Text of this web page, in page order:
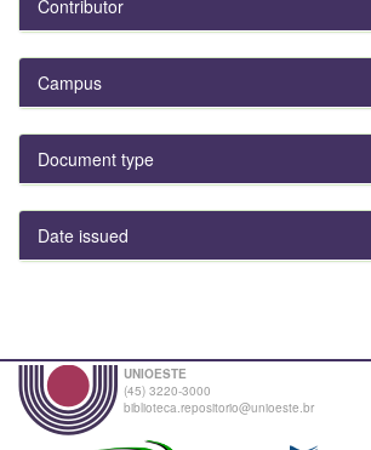
Contributor
Campus
Document type
Date issued
UNIOESTE
(45) 3220-3000
biblioteca.repositorio@unioeste.br